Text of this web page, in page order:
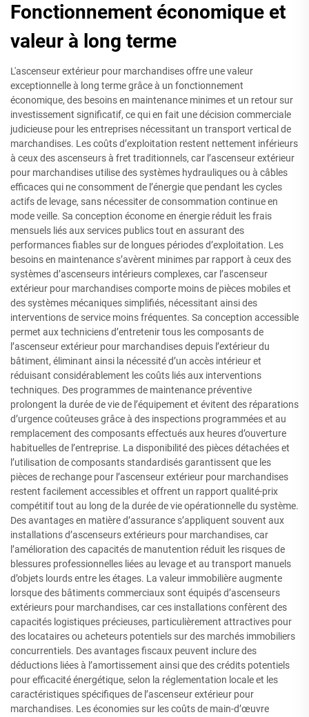
Fonctionnement économique et
valeur à long terme
L'ascenseur extérieur pour marchandises offre une valeur
exceptionnelle à long terme grâce à un fonctionnement
économique, des besoins en maintenance minimes et un retour sur
investissement significatif, ce qui en fait une décision commerciale
judicieuse pour les entreprises nécessitant un transport vertical de
marchandises. Les coûts d’exploitation restent nettement inférieurs
à ceux des ascenseurs à fret traditionnels, car l’ascenseur extérieur
pour marchandises utilise des systèmes hydrauliques ou à câbles
efficaces qui ne consomment de l’énergie que pendant les cycles
actifs de levage, sans nécessiter de consommation continue en
mode veille. Sa conception économe en énergie réduit les frais
mensuels liés aux services publics tout en assurant des
performances fiables sur de longues périodes d’exploitation. Les
besoins en maintenance s’avèrent minimes par rapport à ceux des
systèmes d’ascenseurs intérieurs complexes, car l’ascenseur
extérieur pour marchandises comporte moins de pièces mobiles et
des systèmes mécaniques simplifiés, nécessitant ainsi des
interventions de service moins fréquentes. Sa conception accessible
permet aux techniciens d’entretenir tous les composants de
l’ascenseur extérieur pour marchandises depuis l’extérieur du
bâtiment, éliminant ainsi la nécessité d’un accès intérieur et
réduisant considérablement les coûts liés aux interventions
techniques. Des programmes de maintenance préventive
prolongent la durée de vie de l’équipement et évitent des réparations
d’urgence coûteuses grâce à des inspections programmées et au
remplacement des composants effectués aux heures d’ouverture
habituelles de l’entreprise. La disponibilité des pièces détachées et
l’utilisation de composants standardisés garantissent que les
pièces de rechange pour l’ascenseur extérieur pour marchandises
restent facilement accessibles et offrent un rapport qualité-prix
compétitif tout au long de la durée de vie opérationnelle du système.
Des avantages en matière d’assurance s’appliquent souvent aux
installations d’ascenseurs extérieurs pour marchandises, car
l’amélioration des capacités de manutention réduit les risques de
blessures professionnelles liées au levage et au transport manuels
d’objets lourds entre les étages. La valeur immobilière augmente
lorsque des bâtiments commerciaux sont équipés d’ascenseurs
extérieurs pour marchandises, car ces installations confèrent des
capacités logistiques précieuses, particulièrement attractives pour
des locataires ou acheteurs potentiels sur des marchés immobiliers
concurrentiels. Des avantages fiscaux peuvent inclure des
déductions liées à l’amortissement ainsi que des crédits potentiels
pour efficacité énergétique, selon la réglementation locale et les
caractéristiques spécifiques de l’ascenseur extérieur pour
marchandises. Les économies sur les coûts de main-d’œuvre